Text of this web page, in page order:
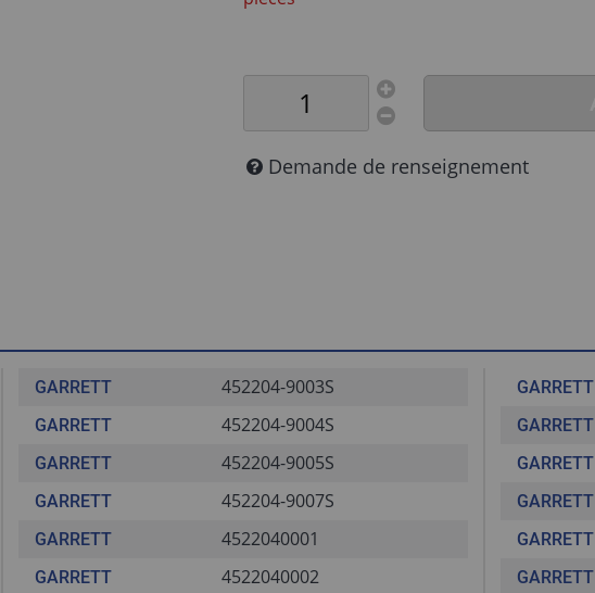
Demande de renseignement
GARRETT 452204-9003S
GARRETT 452204-9004S
GARRETT 452204-9005S
GARRETT 452204-9007S
GARRETT 4522040001
GARRETT 4522040002
GARRETT
GARRETT
GARRETT
GARRETT
GARRETT
GARRETT